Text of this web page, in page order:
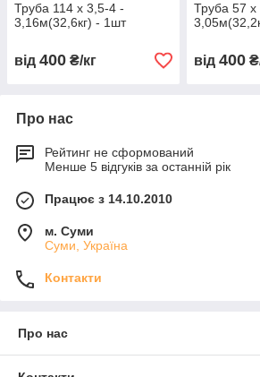
Труба 114 х 3,5-4 -
3,16м(32,6кг) - 1шт
від 400 ₴/кг
Труба 57 х
від 400
Про нас
Рейтинг не сформований
Менше 5 відгуків за останній рік
Працює з 14.10.2010
м. Суми
Суми, Україна
Контакти
Про нас